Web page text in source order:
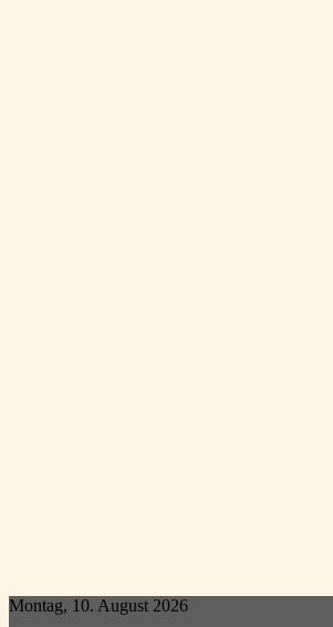
Montag, 10. August 2026